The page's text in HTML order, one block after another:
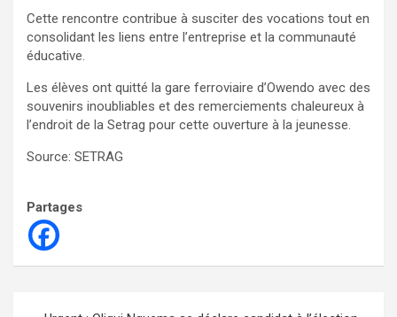
Cette rencontre contribue à susciter des vocations tout en
consolidant les liens entre l’entreprise et la communauté
éducative.
Les élèves ont quitté la gare ferroviaire d’Owendo avec des
souvenirs inoubliables et des remerciements chaleureux à
l’endroit de la Setrag pour cette ouverture à la jeunesse.
Source: SETRAG
Partages